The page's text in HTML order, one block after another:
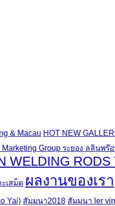
& Macau HOT NEW
Marketing Group ระยอง ลลินพร๊อ
WELDING
เสม็ด ผลงานของเรา
Yai) สัมมนา2018 สัมมนา ler